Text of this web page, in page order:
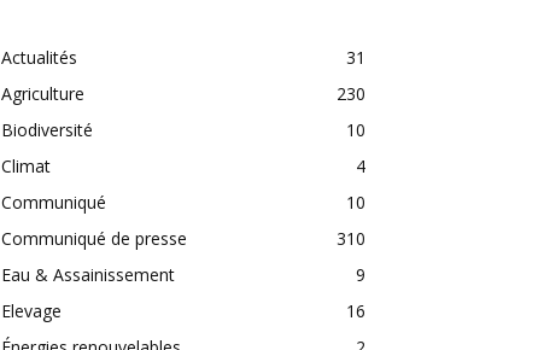
Actualités
31
Agriculture
230
Biodiversité
10
Climat
4
Communiqué
10
Communiqué de presse
310
Eau & Assainissement
9
Elevage
16